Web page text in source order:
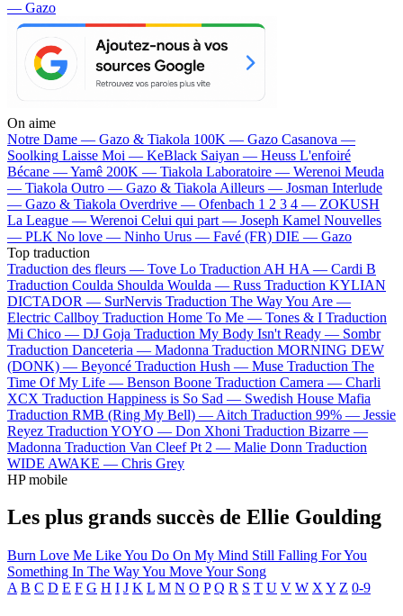
— Gazo
On aime
Notre Dame — Gazo & Tiakola 100K — Gazo Casanova —
Soolking Laisse Moi — KeBlack Saiyan — Heuss L'enfoiré
Bécane —Yamê 200K — Tiakola Laboratoire — Werenoi Meuda
— Tiakola Outro — Gazo & Tiakola Ailleurs — Josman Interlude
— Gazo & Tiakola Overdrive — Ofenbach 1 2 3 4 — ZOKUSH
La League — Werenoi Celui qui part — Joseph Kamel Nouvelles
— PLK No love — Ninho Urus — Favé (FR) DIE — Gazo
Top traduction
Traduction des fleurs — Tove Lo Traduction AH HA — Cardi B
Traduction Coulda Shoulda Woulda — Russ Traduction KYLIAN
DICTADOR — SurNervis Traduction The Way You Are —
Electric Callboy Traduction Home To Me — Tones & I Traduction
Mi Chico — DJ Goja Traduction My Body Isn't Ready — Sombr
Traduction Danceteria — Madonna Traduction MORNING DEW
(DONK) — Beyoncé Traduction Hush — Muse Traduction The
Time Of My Life — Benson Boone Traduction Camera — Charli
XCX Traduction Happiness is So Sad — Swedish House Mafia
Traduction RMB (Ring My Bell) — Aitch Traduction 99% — Jessie
Reyez Traduction YOYO — Don Xhoni Traduction Bizarre —
Madonna Traduction Van Cleef Pt 2 — Malie Donn Traduction
WIDE AWAKE — Chris Grey
HP mobile
Les plus grands succès de Ellie Goulding
Burn Love Me Like You Do On My Mind Still Falling For You
Something In The Way You MoveYour Song
A B C D E F G H I J K L M N O P Q R S T U V W X Y Z 0-9